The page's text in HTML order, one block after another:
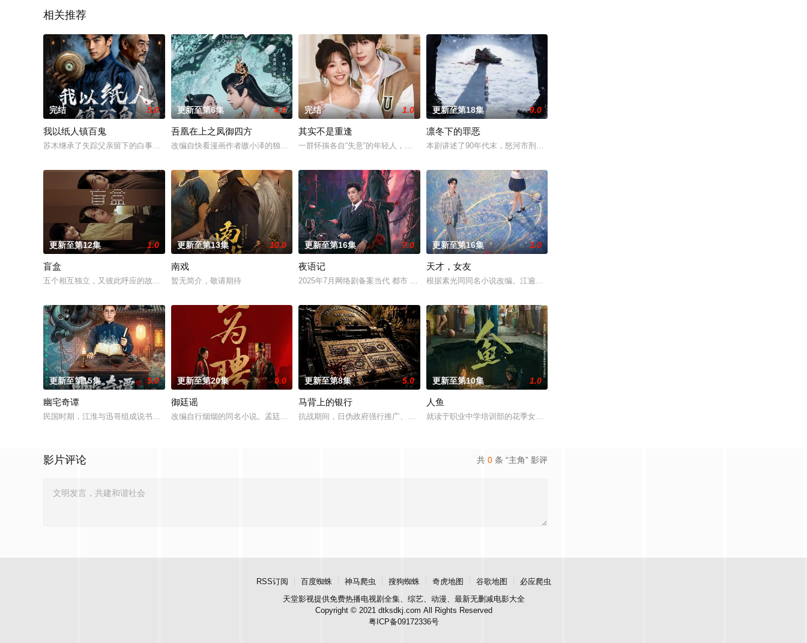
相关推荐
完结 5.0
我以纸人镇百鬼
苏木继承了失踪父亲留下的白事馆，本想低调扎纸维生，却因一具流血的新娘纸人卷入了一场跨越十年的惊天阴谋。这纸人身上，竟贴着
更新至第6集 4.0
吾凰在上之凤御四方
改编自快看漫画作者嗷小泽的独家连载漫画《吾凰在上》。 现代少女奚圆（姜贞羽 饰）因意外踏入玄机界，继而卷入虎云国内乱的漩
完结 1.0
其实不是重逢
一群怀揣各自“失意”的年轻人，在沿海小城南安相遇相知，他们决心各展所长创办旅行社。他们以当地的特色人文与美食为引，用真诚
更新至第18集 9.0
凛冬下的罪恶
本剧讲述了90年代末，怒河市刑侦支队在无普及监控、无DNA鉴定技术的支持下，通过摸排、勘查等传统刑侦
更新至第12集 1.0
盲盒
五个相互独立，又彼此呼应的故事——用一场精心策划的“夏令营”完成复仇的受害者；临终前与遗憾和解的“无用之人”；共享同一具
更新至第13集 10.0
南戏
暂无简介，敬请期待
更新至第16集 7.0
夜语记
2025年7月网络剧备案当代 都市 海南越酷文化传媒有限公司
更新至第16集 1.0
天才，女友
根据素光同同名小说改编。江逾白长大以后，林知夏忽然对他说：“江逾白，我喜欢你，哲学和生物学意义上的
更新至第15集 5.0
幽宅奇谭
民国时期，江淮与迅哥组成说书班子，偶遇“白天人住屋，晚上鬼占房”的阴阳宅，江淮被掳走配“阴婚”。他与女探长穆英搭档，侦破
更新至第20集 5.0
御廷谣
改编自行烟烟的同名小说。孟廷辉，大平王朝有史以来个以女子进士科三元及第入翰林院的奇女子。十年前的她被他从死人堆里救出来，
更新至第8集 5.0
马背上的银行
抗战期间，日伪政府强行推广、使用由“中国准备银行”发行的伪钞货币。根据党中央指示，高景波、徐邵梁、孙希光和黄鹰等人开始筹
更新至第10集 1.0
人鱼
就读于职业中学培训部的花季女生苏琳（黄杨钿甜 饰），虽自小被父母忽视，在艰苦环境中长大，但她始终刻
共 0 条 “主角” 影评
影片评论
RSS订阅 百度蜘蛛 神马爬虫 搜狗蜘蛛 奇虎地图 谷歌地图
必应爬虫
天堂影视提供免费热播电视剧全集、综艺、动漫、最新无删减电影大全
Copyright © 2021 dtksdkj.com All Rights Reserved
粤ICP备09172336号